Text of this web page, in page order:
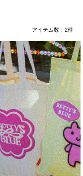
アイテム数： 2件